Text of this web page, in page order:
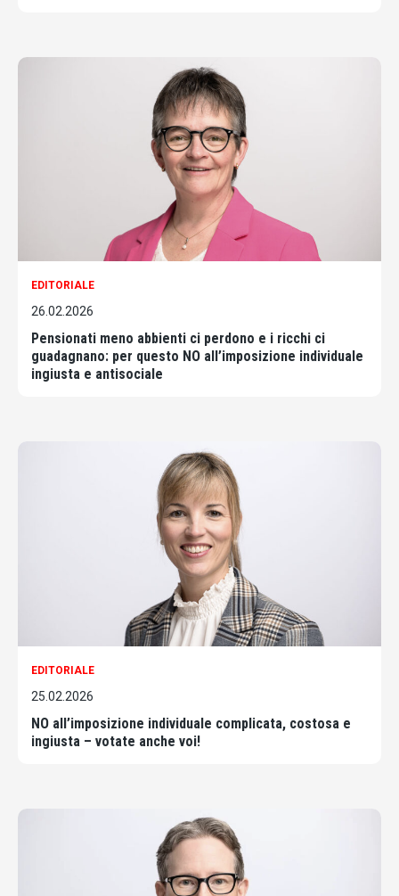
EDITORIALE
26.02.2026
Pensionati meno abbienti ci perdono e i ricchi ci
guadagnano: per questo NO all’imposizione individuale
ingiusta e antisociale
EDITORIALE
25.02.2026
NO all’imposizione individuale complicata, costosa e
ingiusta – votate anche voi!